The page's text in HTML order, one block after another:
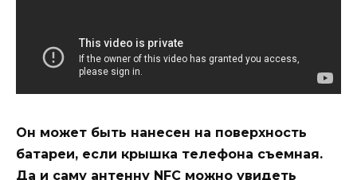
Он может быть нанесен на поверхность
батареи, если крышка телефона съемная.
Да и саму антенну NFC можно увидеть